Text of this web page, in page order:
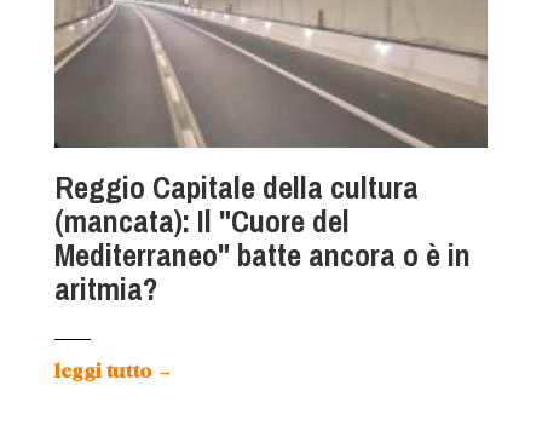
Reggio Capitale della cultura
(mancata): Il "Cuore del
Mediterraneo" batte ancora o è in
aritmia?
leggi tutto →